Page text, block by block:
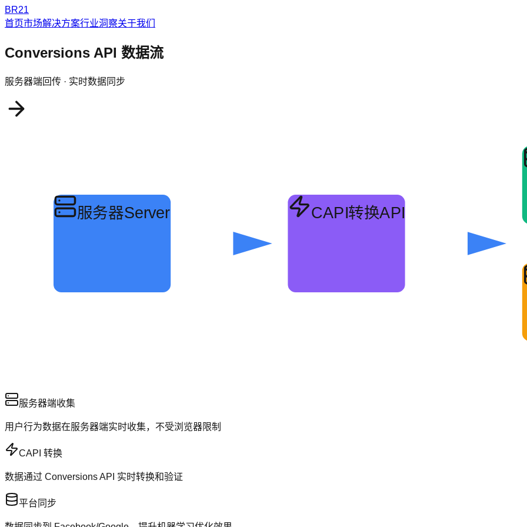
BR21
首页市场解决方案行业洞察关于我们
Conversions API 数据流
服务器端回传 · 实时数据同步
服务器Server CAPI转换API
服务器端收集
用户行为数据在服务器端实时收集，不受浏览器限制
CAPI 转换
数据通过 Conversions API 实时转换和验证
平台同步